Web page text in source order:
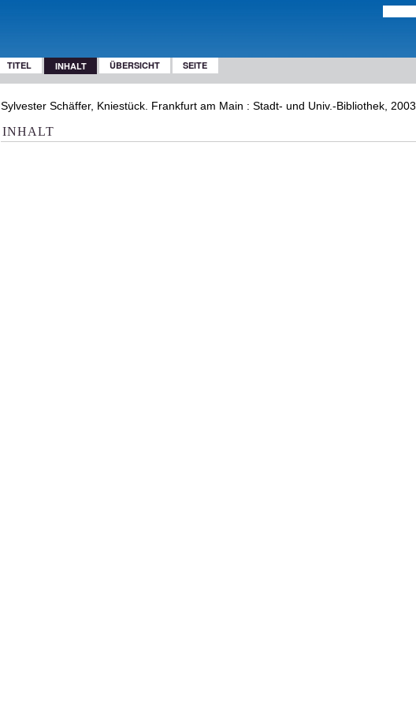
TITEL INHALT ÜBERSICHT SEITE
Sylvester Schäffer, Kniestück. Frankfurt am Main : Stadt- und Univ.-Bibliothek, 2003
INHALT